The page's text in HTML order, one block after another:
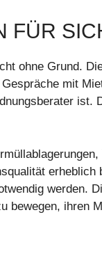
FÜR
ohne Grund.
mit
ist.
erheblich
werden.
bewegen, ihren